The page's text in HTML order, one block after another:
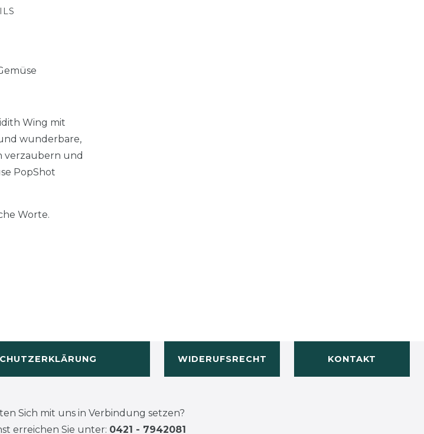
Wing mit
wunderbare,
verzaubern und
PopShot
Worte.
WIDERUFSRECHT KONTAKT
Sich mit uns in Verbindung setzen?
erreichen Sie unter: 0421 - 7942081